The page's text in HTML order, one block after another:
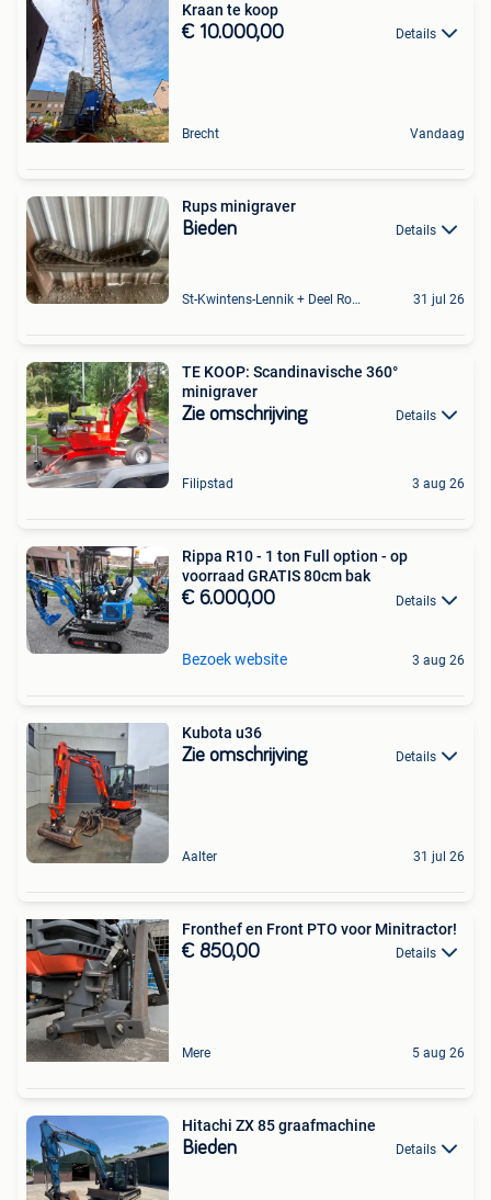
Kraan te koop
€ 10.000,00 Details
Brecht Vandaag
Rups minigraver
Bieden Details
St-Kwintens-Lennik + Deel Roosdaal 31 jul 26
TE KOOP: Scandinavische 360°
minigraver
Zie omschrijving Details
Filipstad 3 aug 26
Rippa R10 - 1 ton Full option - op
voorraad GRATIS 80cm bak
€ 6.000,00 Details
Bezoek website 3 aug 26
Kubota u36
Zie omschrijving Details
Aalter 31 jul 26
Fronthef en Front PTO voor Minitractor!
€ 850,00 Details
Mere 5 aug 26
Hitachi ZX 85 graafmachine
Bieden Details